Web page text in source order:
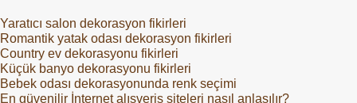
Yaratıcı salon dekorasyon fikirleri
Romantik yatak odası dekorasyon fikirleri
Country ev dekorasyonu fikirleri
Küçük banyo dekorasyonu fikirleri
Bebek odası dekorasyonunda renk seçimi
En güvenilir İnternet alışveriş siteleri nasıl anlaşılır?